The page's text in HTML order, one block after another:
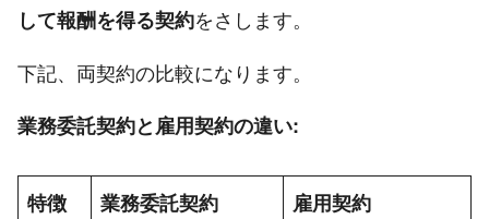
して報酬を得る契約をさします。
下記、両契約の比較になります。
業務委託契約と雇用契約の違い:
特徴 業務委託契約
雇用契約